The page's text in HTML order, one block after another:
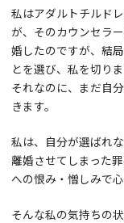
私はアダルトチルド
が、そのカウンセラ
婚したのですが、結
とを選び、私を切りま
それなのに、まだ自
きます。
私は、自分が選ばれ
離婚させてしまった
への恨み・憎しみで
そんな私の気持ちの